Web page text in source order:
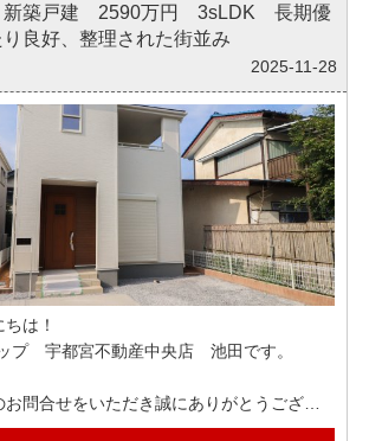
ゾンが10％の値引きで、クーポンも使用
購入してしまいました。
寒さを乗り切りたいと思います。
サイトへ掲載されている物件はほぼ全て
ます。
トで気になる物件がございましたら、ぜひ
くださいませ。
新築戸建 2590万円 3sLDK 長期優
良好、整理された街並み
2025-11-28
は！
プ 宇都宮不動産中央店 池田です。
問合せをいただき誠にありがとうござい